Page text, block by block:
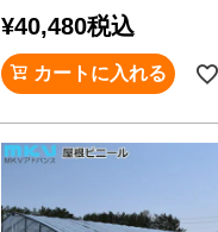
¥40,480税込
カートに入れる